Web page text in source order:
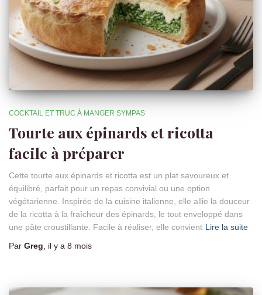
COCKTAIL ET TRUC À MANGER SYMPAS
Tourte aux épinards et ricotta
facile à préparer
Cette tourte aux épinards et ricotta est un plat savoureux et
équilibré, parfait pour un repas convivial ou une option
végétarienne. Inspirée de la cuisine italienne, elle allie la douceur
de la ricotta à la fraîcheur des épinards, le tout enveloppé dans
une pâte croustillante. Facile à réaliser, elle convient Lire la suite
Par Greg , il y a 8 mois